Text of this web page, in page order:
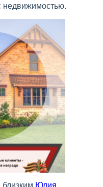
недвижимостью.
Юлия